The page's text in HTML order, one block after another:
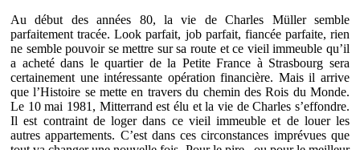
Au début des années 80, la vie de Charles Müller semble
parfaitement tracée. Look parfait, job parfait, fiancée parfaite, rien
ne semble pouvoir se mettre sur sa route et ce vieil immeuble qu’il
a acheté dans le quartier de la Petite France à Strasbourg sera
certainement une intéressante opération financière. Mais il arrive
que l’Histoire se mette en travers du chemin des Rois du Monde.
Le 10 mai 1981, Mitterrand est élu et la vie de Charles s’effondre.
Il est contraint de loger dans ce vieil immeuble et de louer les
autres appartements. C’est dans ces circonstances imprévues que